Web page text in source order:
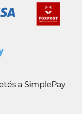
a SimplePay